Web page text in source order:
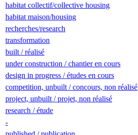
habitat collectif/collective housing
habitat maison/housing
recherches/research
transformation
built / réalisé
under construction / chantier en cours
design in progress / études en cours
competition, unbuilt / concours, non réalisé
project, unbuilt / projet, non réalisé
research / étude
-